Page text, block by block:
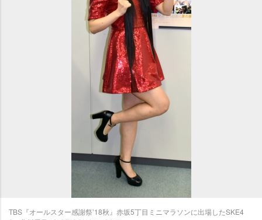
TBS『オールスター感謝祭’18秋』赤坂5丁目ミニマラソンに出場したSKE4